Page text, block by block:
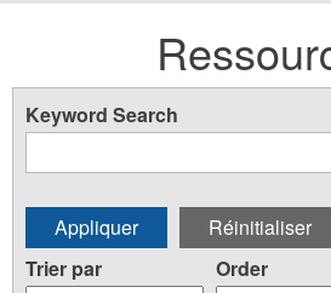
iciKeyword Search
Trier par Order